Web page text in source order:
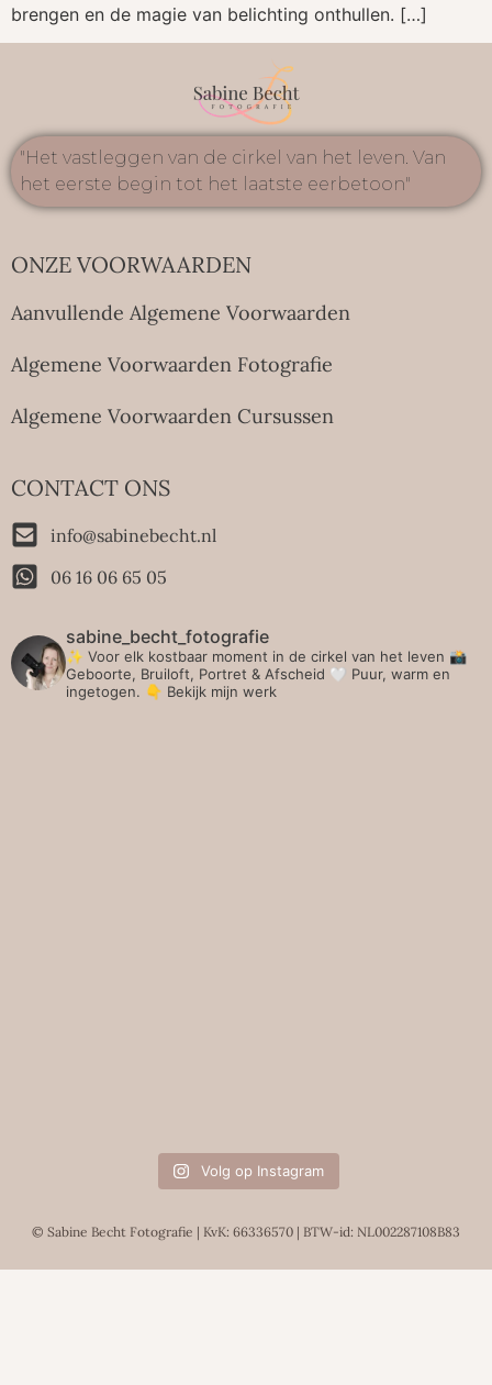
brengen en de magie van belichting onthullen. […]
"Het vastleggen van de cirkel van het leven. Van
het eerste begin tot het laatste eerbetoon"
ONZE VOORWAARDEN
Aanvullende Algemene Voorwaarden
Algemene Voorwaarden Fotografie
Algemene Voorwaarden Cursussen
CONTACT ONS
info@sabinebecht.nl
06 16 06 65 05
sabine_becht_fotografie
✨ Voor elk kostbaar moment in de cirkel van het leven 📸
Geboorte, Bruiloft, Portret & Afscheid 🤍 Puur, warm en
ingetogen. 👇 Bekijk mijn werk
Volg op Instagram
© Sabine Becht Fotografie | KvK: 66336570 | BTW-id: NL002287108B83